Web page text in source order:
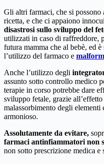
Gli altri farmaci, che si possono
ricetta, e che ci appaiono
disastrosi sullo sviluppo del
utilizzati in caso di raffreddore,
futura mamma che al bebè, ed
l’utilizzo del farmaco e
Anche l’utilizzo degli
assunto sotto controllo medico
terapie in corso potrebbe dare
sviluppo fetale, grazie
malassorbimento degli
armonioso.
Assolutamente da evitare,
farmaci antinfiammatori non
non sotto prescrizione medica e